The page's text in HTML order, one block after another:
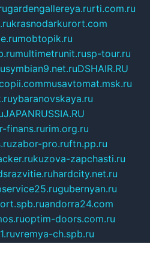
gardengallereya.rurti.com.ru
krasnodarkurort.com
mobtopik.ru
multimetrunit.rusp-tour.ru
symbian9.net.ruDSHAIR.RU
musavtomat.msk.ru
ybaranovskaya.ru
JAPANRUSSIA.RU
finans.rurim.org.ru
zabor-pro.ruftn.pp.ru
kuzova-zapchasti.ru
hardcity.net.ru
gubernyan.ru
andorra24.com
optim-doors.com.ru
vremya-ch.spb.ru